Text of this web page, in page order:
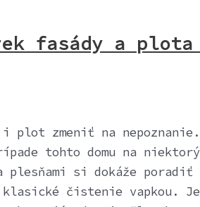
fasády a plota
plot zmeniť na nepoznanie.
tohto domu na
si dokáže poradiť
klasické čistenie vapkou.